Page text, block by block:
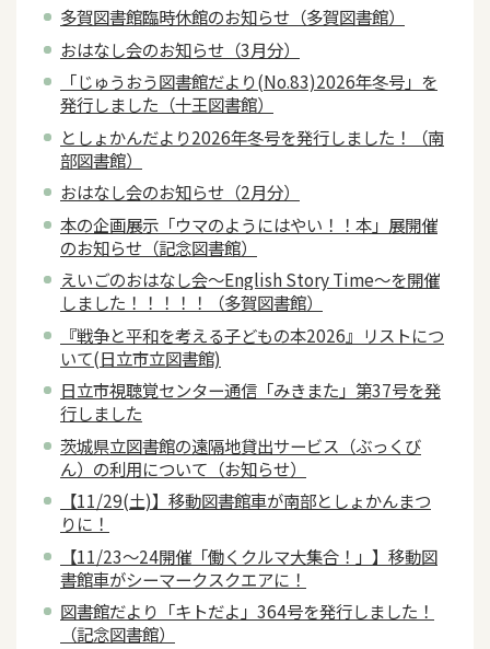
多賀図書館臨時休館のお知らせ（多賀図書館）
おはなし会のお知らせ（3月分）
「じゅうおう図書館だより(No.83)2026年冬号」を
発行しました（十王図書館）
としょかんだより2026年冬号を発行しました！（南
部図書館）
おはなし会のお知らせ（2月分）
本の企画展示「ウマのようにはやい！！本」展開催
のお知らせ（記念図書館）
えいごのおはなし会～English Story Time～を開催
しました！！！！！（多賀図書館）
『戦争と平和を考える子どもの本2026』リストにつ
いて(日立市立図書館)
日立市視聴覚センター通信「みきまた」第37号を発
行しました
茨城県立図書館の遠隔地貸出サービス（ぶっくび
ん）の利用について（お知らせ）
【11/29(土)】移動図書館車が南部としょかんまつ
りに！
【11/23～24開催「働くクルマ大集合！」】移動図
書館車がシーマークスクエアに！
図書館だより「キトだよ」364号を発行しました！
（記念図書館）